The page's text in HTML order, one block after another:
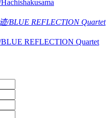
REFLECTION Quartet